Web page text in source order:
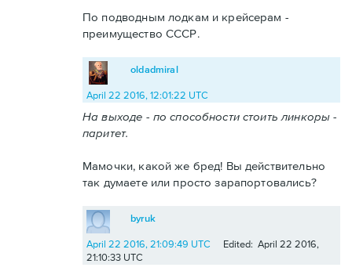
По подводным лодкам и крейсерам -
преимущество СССР.
oldadmiral
April 22 2016, 12:01:22 UTC
На выходе - по способности стоить линкоры -
паритет.
Мамочки, какой же бред! Вы действительно
так думаете или просто зарапортовались?
byruk
April 22 2016, 21:09:49 UTC
Edited: April 22 2016,
21:10:33 UTC